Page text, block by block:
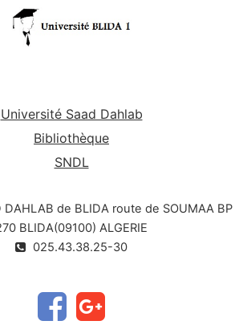
Université Saad Dahlab
Bibliothèque
SNDL
DAHLAB de BLIDA route de SOUMAA BP
BLIDA(09100) ALGERIE
025.43.38.25-30